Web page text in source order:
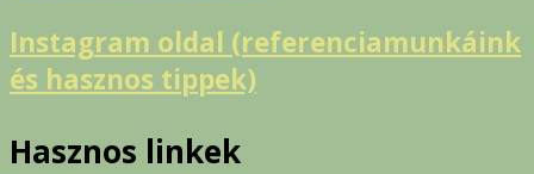
Instagram oldal (referenciamunkáink
és hasznos tippek)
Hasznos linkek